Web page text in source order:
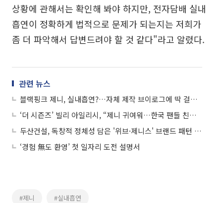
상황에 관해서는 확인해 봐야 하지만, 전자담배 실내
흡연이 정확하게 법적으로 문제가 되는지는 저희가
좀 더 파악해서 답변드려야 할 것 같다"라고 알렸다.
관련 뉴스
블랙핑크 제니, 실내흡연?…자체 제작 브이로그에 딱 걸렸다
‘더 시즌즈’ 빌리 아일리시, “제니 귀여워…한국 팬들 친절하고 따뜻해”
두산건설, 독창적 정체성 담은 '위브·제니스' 브랜드 패턴 개발
‘경험 無도 환영’ 첫 일자리 도전 설명서
#제니 #실내흡연